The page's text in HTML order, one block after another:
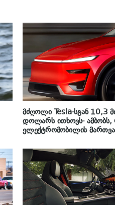
მძღოლი Tesla-სგან 10,3
დოლარს ითხოვს- ამბობს,
ელექტრომობილის